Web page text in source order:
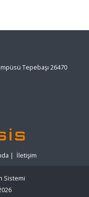
Tepebaşı 26470
| İletişim
Sistemi